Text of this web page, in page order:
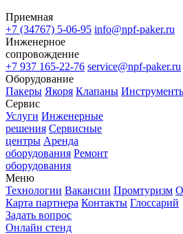
Приемная
+7 (34767) 5-06-95 info@npf-paker.ru
Инженерное
сопровождение
+7 937 165-22-76 service@npf-paker.ru
Оборудование
Пакеры Якоря Клапаны
Сервис
Услуги Инженерные
решения Сервисные
центры Аренда
оборудования Ремонт
оборудования
Меню
Технологии Вакансии Промтуризм
Карта партнера Контакты Глоссарий
Задать вопрос
Онлайн стенд